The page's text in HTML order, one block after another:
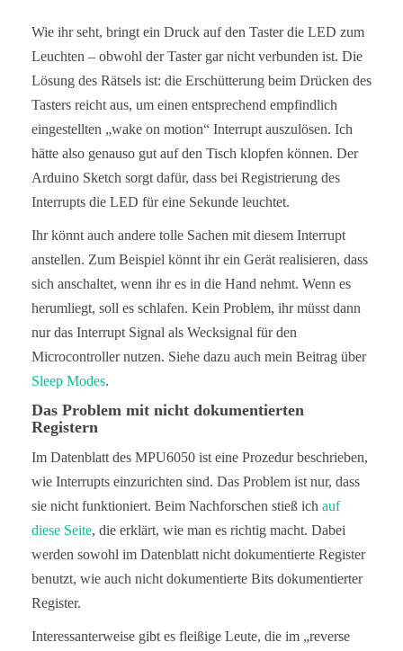
Wie ihr seht, bringt ein Druck auf den Taster die LED zum
Leuchten – obwohl der Taster gar nicht verbunden ist. Die
Lösung des Rätsels ist: die Erschütterung beim Drücken des
Tasters reicht aus, um einen entsprechend empfindlich
eingestellten „wake on motion“ Interrupt auszulösen. Ich
hätte also genauso gut auf den Tisch klopfen können. Der
Arduino Sketch sorgt dafür, dass bei Registrierung des
Interrupts die LED für eine Sekunde leuchtet.
Ihr könnt auch andere tolle Sachen mit diesem Interrupt
anstellen. Zum Beispiel könnt ihr ein Gerät realisieren, dass
sich anschaltet, wenn ihr es in die Hand nehmt. Wenn es
herumliegt, soll es schlafen. Kein Problem, ihr müsst dann
nur das Interrupt Signal als Wecksignal für den
Microcontroller nutzen. Siehe dazu auch mein Beitrag über
Sleep Modes.
Das Problem mit nicht dokumentierten
Registern
Im Datenblatt des MPU6050 ist eine Prozedur beschrieben,
wie Interrupts einzurichten sind. Das Problem ist nur, dass
sie nicht funktioniert. Beim Nachforschen stieß ich auf
diese Seite, die erklärt, wie man es richtig macht. Dabei
werden sowohl im Datenblatt nicht dokumentierte Register
benutzt, wie auch nicht dokumentierte Bits dokumentierter
Register.
Interessanterweise gibt es fleißige Leute, die im „reverse